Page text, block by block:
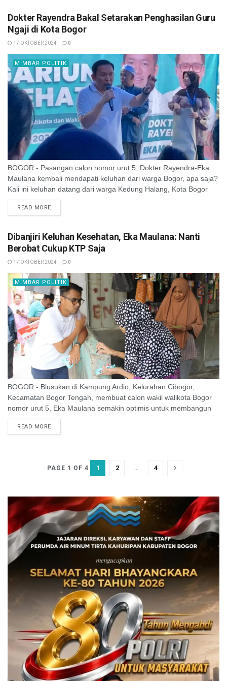
Dokter Rayendra Bakal Setarakan Penghasilan Guru
Ngaji di Kota Bogor
17 OKTOBER 2024 0
MIMBAR POLITIK
BOGOR - Pasangan calon nomor urut 5, Dokter Rayendra-Eka
Maulana kembali mendapati keluhan dari warga Bogor, apa saja?
Kali ini keluhan datang dari warga Kedung Halang, Kota Bogor
saat kegiatan ...
READ MORE
Dibanjiri Keluhan Kesehatan, Eka Maulana: Nanti
Berobat Cukup KTP Saja
17 OKTOBER 2024 0
MIMBAR POLITIK
BOGOR - Blusukan di Kampung Ardio, Kelurahan Cibogor,
Kecamatan Bogor Tengah, membuat calon wakil walikota Bogor
nomor urut 5, Eka Maulana semakin optimis untuk membangun
Kota Bogor. Hal itu lantaran ...
READ MORE
PAGE 1 OF 4 1 2 … 4